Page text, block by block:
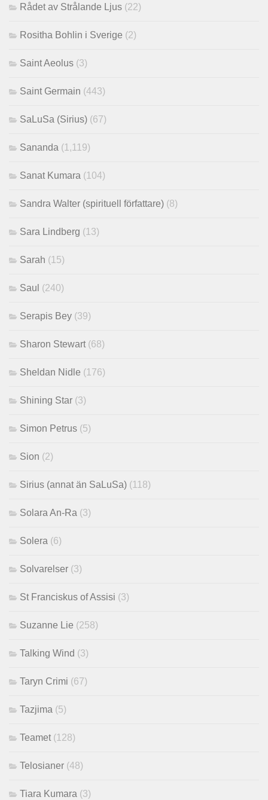
Rådet av Strålande Ljus (22)
Rositha Bohlin i Sverige (2)
Saint Aeolus (3)
Saint Germain (443)
SaLuSa (Sirius) (67)
Sananda (1,119)
Sanat Kumara (104)
Sandra Walter (spirituell författare) (8)
Sara Lindberg (13)
Sarah (15)
Saul (240)
Serapis Bey (39)
Sharon Stewart (68)
Sheldan Nidle (176)
Shining Star (3)
Simon Petrus (5)
Sion (2)
Sirius (annat än SaLuSa) (118)
Solara An-Ra (3)
Solera (6)
Solvarelser (3)
St Franciskus of Assisi (3)
Suzanne Lie (258)
Talking Wind (3)
Taryn Crimi (67)
Tazjima (5)
Teamet (128)
Telosianer (48)
Tiara Kumara (3)